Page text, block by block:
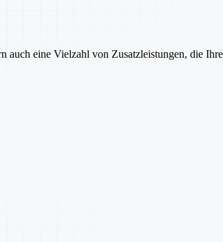
auch eine Vielzahl von Zusatzleistungen, die